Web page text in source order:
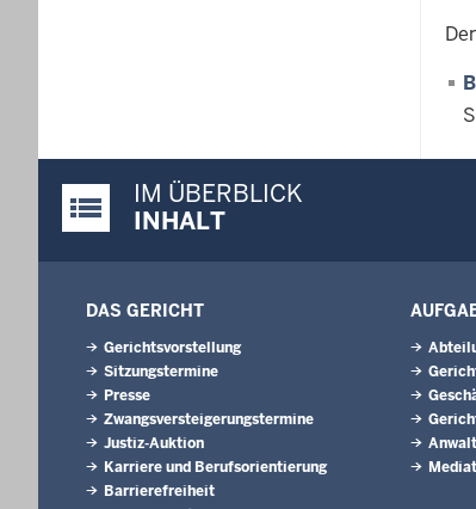
Justiz-Portal im Überblick:
IM ÜBERBLICK
INHALT
DAS GERICHT
Gerichtsvorstellung
Sitzungstermine
Presse
Zwangsversteigerungs­termine
Justiz-Auktion
Karriere und Berufsorientierung
Barrierefreiheit